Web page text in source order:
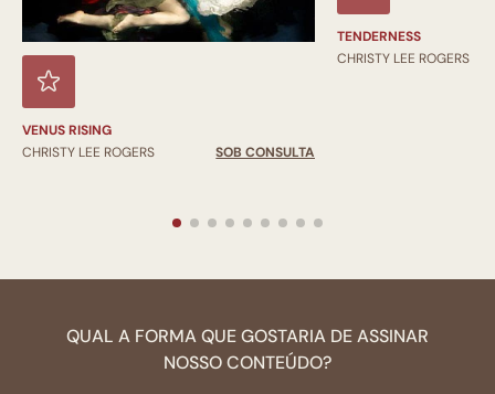
VENUS RISING
CHRISTY LEE ROGERS
SOB CONSULTA
TENDERNESS
CHRISTY LEE ROGERS
QUAL A FORMA QUE GOSTARIA DE ASSINAR
NOSSO CONTEÚDO?